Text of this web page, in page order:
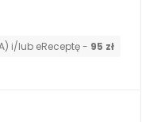
i/lub eReceptę - 95 zł